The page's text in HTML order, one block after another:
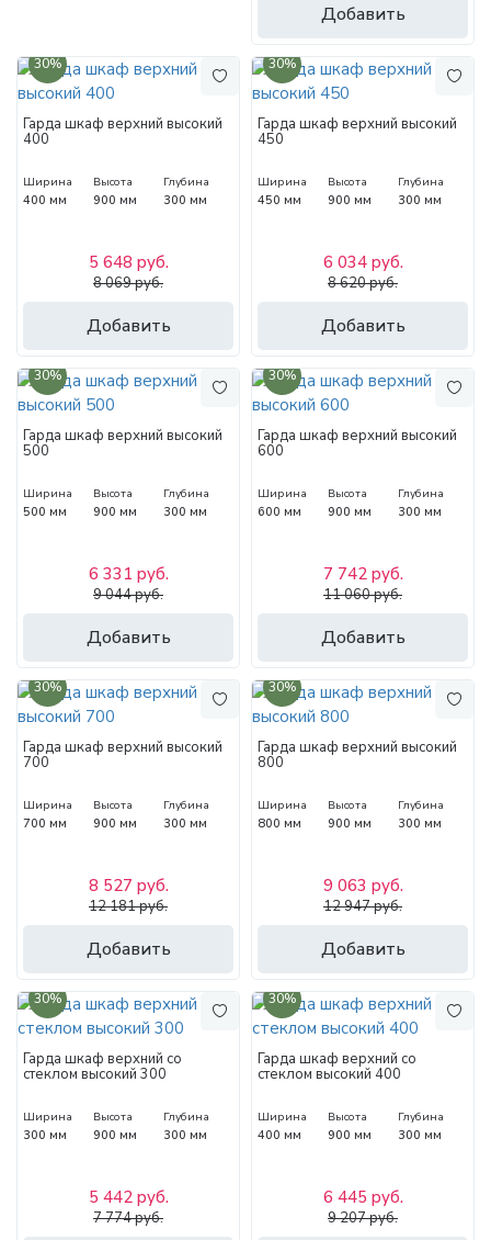
Добавить
30%
Гарда шкаф верхний высокий
400
Ширина
400 мм
Высота
900 мм
Глубина
300 мм
Добавить
5 648 руб.
8 069 руб.
30%
Гарда шкаф верхний высокий
450
Ширина
450 мм
Высота
900 мм
Глубина
300 мм
Добавить
6 034 руб.
8 620 руб.
30%
Гарда шкаф верхний высокий
500
Ширина
500 мм
Высота
900 мм
Глубина
300 мм
Добавить
6 331 руб.
9 044 руб.
30%
Гарда шкаф верхний высокий
600
Ширина
600 мм
Высота
900 мм
Глубина
300 мм
Добавить
7 742 руб.
11 060 руб.
30%
Гарда шкаф верхний высокий
700
Ширина
700 мм
Высота
900 мм
Глубина
300 мм
Добавить
8 527 руб.
12 181 руб.
30%
Гарда шкаф верхний высокий
800
Ширина
800 мм
Высота
900 мм
Глубина
300 мм
Добавить
9 063 руб.
12 947 руб.
30%
Гарда шкаф верхний со
стеклом высокий 300
Ширина
300 мм
Высота
900 мм
Глубина
300 мм
5 442 руб.
7 774 руб.
30%
Гарда шкаф верхний со
стеклом высокий 400
Ширина
400 мм
Высота
900 мм
Глубина
300 мм
6 445 руб.
9 207 руб.